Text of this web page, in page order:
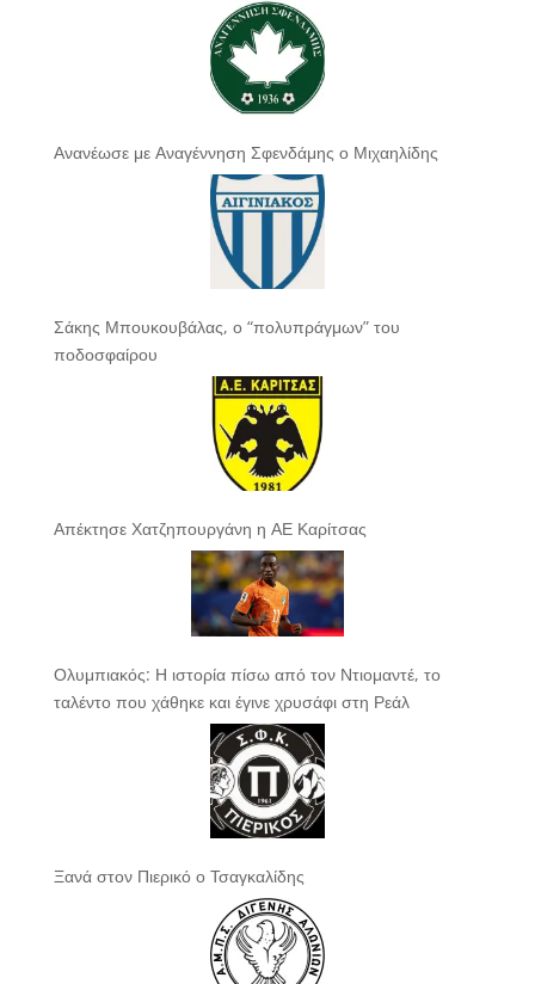
Ανανέωσε με Αναγέννηση Σφενδάμης ο Μιχαηλίδης
Σάκης Μπουκουβάλας, ο “πολυπράγμων” του
ποδοσφαίρου
Απέκτησε Χατζηπουργάνη η ΑΕ Καρίτσας
Ολυμπιακός: Η ιστορία πίσω από τον Ντιομαντέ, το
ταλέντο που χάθηκε και έγινε χρυσάφι στη Ρεάλ
Ξανά στον Πιερικό ο Τσαγκαλίδης